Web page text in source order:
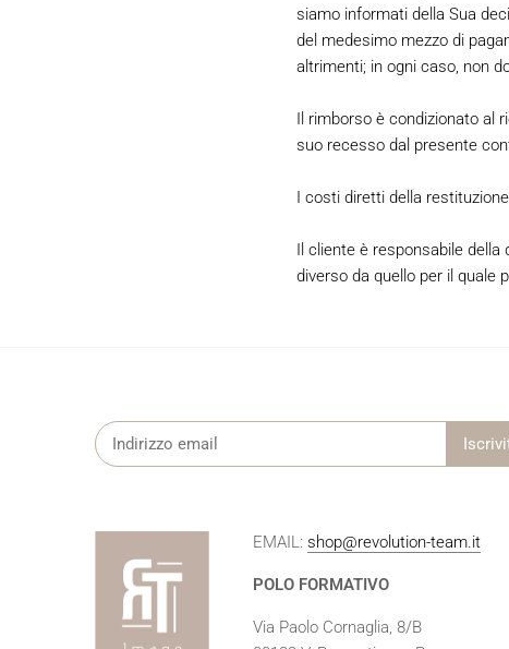
siamo informati della Sua
del medesimo mezzo di
altrimenti; in ogni caso, non
Il rimborso è condizionato al
suo recesso dal presente
I costi diretti della
Il cliente è responsabile della
diverso da quello per il quale
EMAIL: shop@revolution-team.it
POLO FORMATIVO
Via Paolo Cornaglia, 8/B